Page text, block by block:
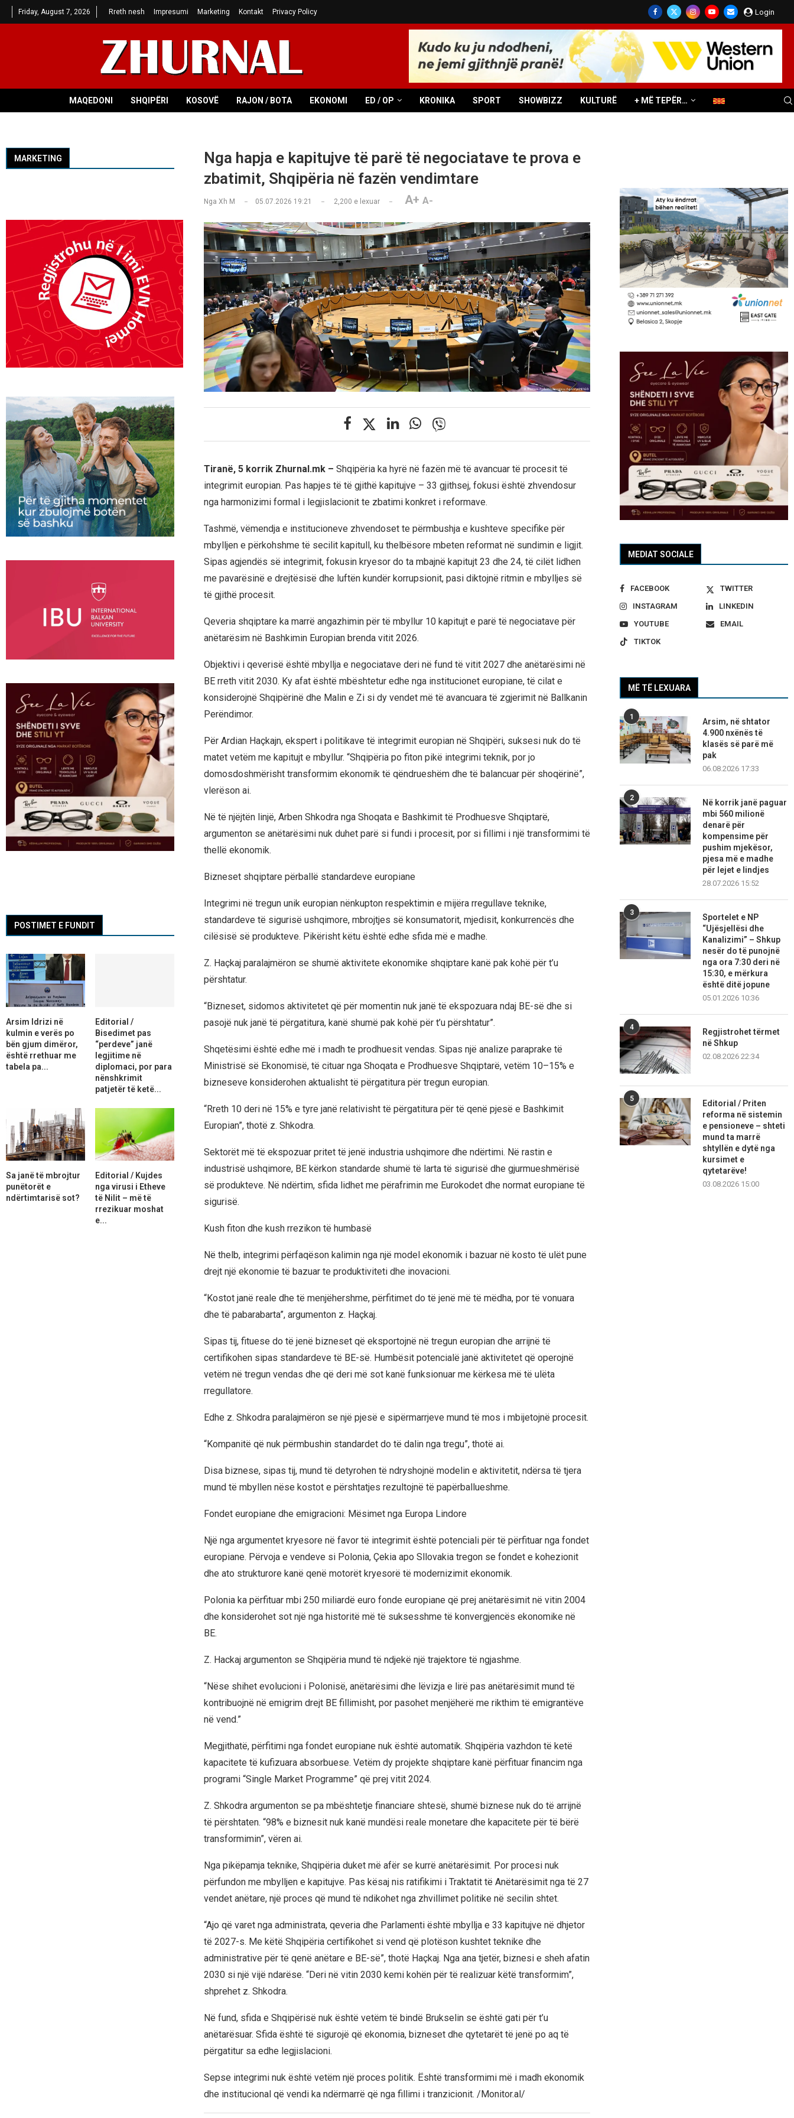
Friday, August 7, 2026 Rreth nesh Impresumi Marketing Kontakt Privacy Policy Login
MAQEDONI SHQIPËRI KOSOVË RAJON / BOTA EKONOMI ED / OP KRONIKA SPORT SHOWBIZZ KULTURË + MË TEPËR…
Nga hapja e kapitujve të parë të negociatave te prova e
zbatimit, Shqipëria në fazën vendimtare
Nga Xh M 05.07.2026 19:21 2,200 e lexuar A+ A-
Tiranë, 5 korrik Zhurnal.mk – Shqipëria ka hyrë në fazën më të avancuar të procesit të
integrimit europian. Pas hapjes të të gjithë kapitujve – 33 gjithsej, fokusi është zhvendosur
nga harmonizimi formal i legjislacionit te zbatimi konkret i reformave.
Tashmë, vëmendja e institucioneve zhvendoset te përmbushja e kushteve specifike për
mbylljen e përkohshme të secilit kapitull, ku thelbësore mbeten reformat në sundimin e ligjit.
Sipas agjendës së integrimit, fokusin kryesor do ta mbajnë kapitujt 23 dhe 24, të cilët lidhen
me pavarësinë e drejtësisë dhe luftën kundër korrupsionit, pasi diktojnë ritmin e mbylljes së
të gjithë procesit.
Qeveria shqiptare ka marrë angazhimin për të mbyllur 10 kapitujt e parë të negociatave për
anëtarësim në Bashkimin Europian brenda vitit 2026.
Objektivi i qeverisë është mbyllja e negociatave deri në fund të vitit 2027 dhe anëtarësimi në
BE rreth vitit 2030. Ky afat është mbështetur edhe nga institucionet europiane, të cilat e
konsiderojnë Shqipërinë dhe Malin e Zi si dy vendet më të avancuara të zgjerimit në Ballkanin
Perëndimor.
Për Ardian Haçkajn, ekspert i politikave të integrimit europian në Shqipëri, suksesi nuk do të
matet vetëm me kapitujt e mbyllur. “Shqipëria po fiton pikë integrimi teknik, por jo
domosdoshmërisht transformim ekonomik të qëndrueshëm dhe të balancuar për shoqërinë”,
vlerëson ai.
Në të njëjtën linjë, Arben Shkodra nga Shoqata e Bashkimit të Prodhuesve Shqiptarë,
argumenton se anëtarësimi nuk duhet parë si fundi i procesit, por si fillimi i një transformimi të
thellë ekonomik.
Bizneset shqiptare përballë standardeve europiane
Integrimi në tregun unik europian nënkupton respektimin e mijëra rregullave teknike,
standardeve të sigurisë ushqimore, mbrojtjes së konsumatorit, mjedisit, konkurrencës dhe
cilësisë së produkteve. Pikërisht këtu është edhe sfida më e madhe.
Z. Haçkaj paralajmëron se shumë aktivitete ekonomike shqiptare kanë pak kohë për t’u
përshtatur.
“Bizneset, sidomos aktivitetet që për momentin nuk janë të ekspozuara ndaj BE-së dhe si
pasojë nuk janë të përgatitura, kanë shumë pak kohë për t’u përshtatur”.
Shqetësimi është edhe më i madh te prodhuesit vendas. Sipas një analize paraprake të
Ministrisë së Ekonomisë, të cituar nga Shoqata e Prodhuesve Shqiptarë, vetëm 10–15% e
bizneseve konsiderohen aktualisht të përgatitura për tregun europian.
“Rreth 10 deri në 15% e tyre janë relativisht të përgatitura për të qenë pjesë e Bashkimit
Europian”, thotë z. Shkodra.
Sektorët më të ekspozuar pritet të jenë industria ushqimore dhe ndërtimi. Në rastin e
industrisë ushqimore, BE kërkon standarde shumë të larta të sigurisë dhe gjurmueshmërisë
së produkteve. Në ndërtim, sfida lidhet me përafrimin me Eurokodet dhe normat europiane të
sigurisë.
Kush fiton dhe kush rrezikon të humbasë
Në thelb, integrimi përfaqëson kalimin nga një model ekonomik i bazuar në kosto të ulët pune
drejt një ekonomie të bazuar te produktiviteti dhe inovacioni.
“Kostot janë reale dhe të menjëhershme, përfitimet do të jenë më të mëdha, por të vonuara
dhe të pabarabarta”, argumenton z. Haçkaj.
Sipas tij, fituese do të jenë bizneset që eksportojnë në tregun europian dhe arrijnë të
certifikohen sipas standardeve të BE-së. Humbësit potencialë janë aktivitetet që operojnë
vetëm në tregun vendas dhe që deri më sot kanë funksionuar me kërkesa më të ulëta
rregullatore.
Edhe z. Shkodra paralajmëron se një pjesë e sipërmarrjeve mund të mos i mbijetojnë procesit.
“Kompanitë që nuk përmbushin standardet do të dalin nga tregu”, thotë ai.
Disa biznese, sipas tij, mund të detyrohen të ndryshojnë modelin e aktivitetit, ndërsa të tjera
mund të mbyllen nëse kostot e përshtatjes rezultojnë të papërballueshme.
Fondet europiane dhe emigracioni: Mësimet nga Europa Lindore
Një nga argumentet kryesore në favor të integrimit është potenciali për të përfituar nga fondet
europiane. Përvoja e vendeve si Polonia, Çekia apo Sllovakia tregon se fondet e kohezionit
dhe ato strukturore kanë qenë motorët kryesorë të modernizimit ekonomik.
Polonia ka përfituar mbi 250 miliardë euro fonde europiane që prej anëtarësimit në vitin 2004
dhe konsiderohet sot një nga historitë më të suksesshme të konvergjencës ekonomike në
BE.
Z. Hackaj argumenton se Shqipëria mund të ndjekë një trajektore të ngjashme.
“Nëse shihet evolucioni i Polonisë, anëtarësimi dhe lëvizja e lirë pas anëtarësimit mund të
kontribuojnë në emigrim drejt BE fillimisht, por pasohet menjëherë me rikthim të emigrantëve
në vend.”
Megjithatë, përfitimi nga fondet europiane nuk është automatik. Shqipëria vazhdon të ketë
kapacitete të kufizuara absorbuese. Vetëm dy projekte shqiptare kanë përfituar financim nga
programi “Single Market Programme” që prej vitit 2024.
Z. Shkodra argumenton se pa mbështetje financiare shtesë, shumë biznese nuk do të arrijnë
të përshtaten. “98% e biznesit nuk kanë mundësi reale monetare dhe kapacitete për të bërë
transformimin”, vëren ai.
Nga pikëpamja teknike, Shqipëria duket më afër se kurrë anëtarësimit. Por procesi nuk
përfundon me mbylljen e kapitujve. Pas kësaj nis ratifikimi i Traktatit të Anëtarësimit nga të 27
vendet anëtare, një proces që mund të ndikohet nga zhvillimet politike në secilin shtet.
“Ajo që varet nga administrata, qeveria dhe Parlamenti është mbyllja e 33 kapitujve në dhjetor
të 2027-s. Me këtë Shqipëria certifikohet si vend që plotëson kushtet teknike dhe
administrative për të qenë anëtare e BE-së”, thotë Haçkaj. Nga ana tjetër, biznesi e sheh afatin
2030 si një vijë ndarëse. “Deri në vitin 2030 kemi kohën për të realizuar këtë transformim”,
shprehet z. Shkodra.
Në fund, sfida e Shqipërisë nuk është vetëm të bindë Brukselin se është gati për t’u
anëtarësuar. Sfida është të sigurojë që ekonomia, bizneset dhe qytetarët të jenë po aq të
përgatitur sa edhe legjislacioni.
Sepse integrimi nuk është vetëm një proces politik. Është transformimi më i madh ekonomik
dhe institucional që vendi ka ndërmarrë që nga fillimi i tranzicionit. /Monitor.al/
MEDIAT SOCIALE
FACEBOOK
TWITTER
INSTAGRAM
LINKEDIN
YOUTUBE
EMAIL
TIKTOK
MË TË LEXUARA
1
Arsim, në shtator
4.900 nxënës të
klasës së parë më
pak
06.08.2026 17:33
2
Në korrik janë paguar
mbi 560 milionë
denarë për
kompensime për
pushim mjekësor,
pjesa më e madhe
për lejet e lindjes
28.07.2026 15:52
3
Sportelet e NP
“Ujësjellësi dhe
Kanalizimi” – Shkup
nesër do të punojnë
nga ora 7:30 deri në
15:30, e mërkura
është ditë jopune
05.01.2026 10:36
4
Regjistrohet tërmet
në Shkup
02.08.2026 22:34
5
Editorial / Priten
reforma në sistemin
e pensioneve – shteti
mund ta marrë
shtyllën e dytë nga
kursimet e
qytetarëve!
03.08.2026 15:00
MARKETING
POSTIMET E FUNDIT
Arsim Idrizi në
kulmin e verës po
bën gjum dimëror,
është rrethuar me
tabela pa...
Editorial /
Bisedimet pas
“perdeve” janë
legjitime në
diplomaci, por para
nënshkrimit
patjetër të ketë...
Sa janë të mbrojtur
punëtorët e
ndërtimtarisë sot?
Editorial / Kujdes
nga virusi i Etheve
të Nilit – më të
rrezikuar moshat
e...